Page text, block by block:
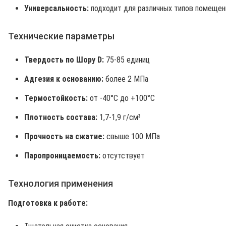
Универсальность: подходит для различных типов
Технические параметры
Твердость по Шору D: 75-85 единиц
Адгезия к основанию: более 2 МПа
Термостойкость: от -40°C до +100°C
Плотность состава: 1,7-1,9 г/см³
Прочность на сжатие: свыше 100 МПа
Паропроницаемость: отсутствует
Технология применения
Подготовка к работе: